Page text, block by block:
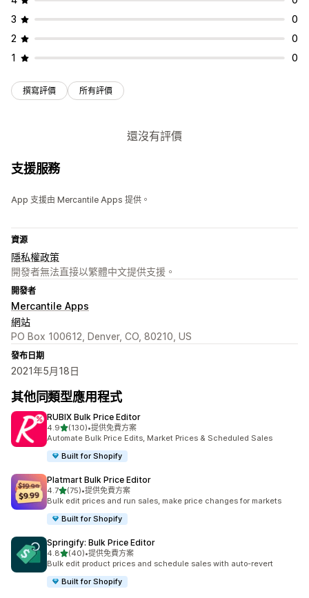
3
0
2
0
1
0
撰寫評價 所有評價
還沒有評價
支援服務
App 支援由 Mercantile Apps 提供。
資源
隱私權政策
開發者無法直接以繁體中文提供支援。
開發者
Mercantile Apps
網站
PO Box 100612, Denver, CO, 80210, US
發布日期
2021年5月18日
其他同類型應用程式
RUBIX Bulk Price Editor
4.9滿分 5 顆星
(130)
共有 130 則評價
•提供免費方案
Automate Bulk Price Edits, Market Prices & Scheduled Sales
Built for Shopify
Platmart Bulk Price Editor
4.7滿分 5 顆星
(75)
共有 75 則評價
•提供免費方案
Bulk edit prices and run sales, make price changes for markets
Built for Shopify
Springify: Bulk Price Editor
4.8滿分 5 顆星
(40)
共有 40 則評價
•提供免費方案
Bulk edit product prices and schedule sales with auto-revert
Built for Shopify